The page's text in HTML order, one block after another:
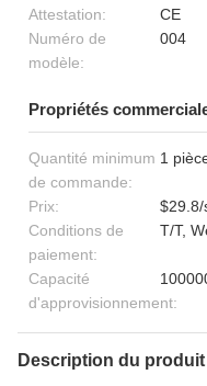
Attestation:
CE
Numéro de
modèle:
004
Propriétés
Quantité minimum
de commande:
1
Prix:
$29.8/
Conditions de
paiement:
T/T,
Capacité
d'approvisionnement:
Description du produit